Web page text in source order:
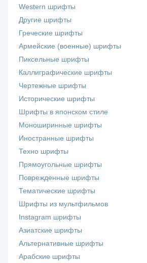
Western шрифты
Другие шрифты
Греческие шрифты
Армейские (военные) шрифты
Пиксельные шрифты
Каллиграфические шрифты
Чертежные шрифты
Исторические шрифты
Шрифты в японском стиле
Моноширинные шрифты
Иностранные шрифты
Техно шрифты
Прямоугольные шрифты
Поврежденные шрифты
Тематические шрифты
Шрифты из мультфильмов
Instagram шрифты
Азиатские шрифты
Альтернативные шрифты
Арабские шрифты